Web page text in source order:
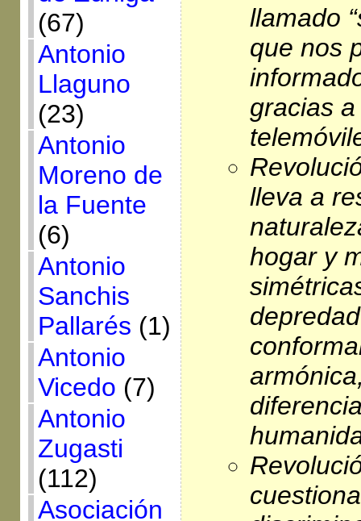
(67)
Antonio
Llaguno
(23)
Antonio
Moreno de
la Fuente
(6)
Antonio
Sanchis
Pallarés (1)
Antonio
Vicedo (7)
Antonio
Zugasti
(112)
Asociación
llamado
que nos
gracias
lleva a
hogar y